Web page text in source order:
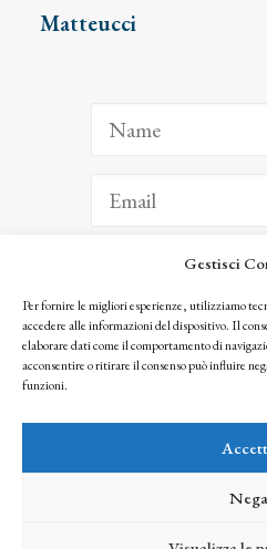
Gestisci
Per fornire le migliori esperienze, utilizziamo
accedere alle informazioni del dispositivo. Il
elaborare dati come il comportamento di
acconsentire o ritirare il consenso può influire
funzioni.
Nega
Matteucci
Facendo clic per iscriverti, riconosci che le
seguendo la nostra Privacy Policy
© 2025 Istituto Matteucci. All right reserved
l’autorizzazione scritta dei proprietari dei diritti